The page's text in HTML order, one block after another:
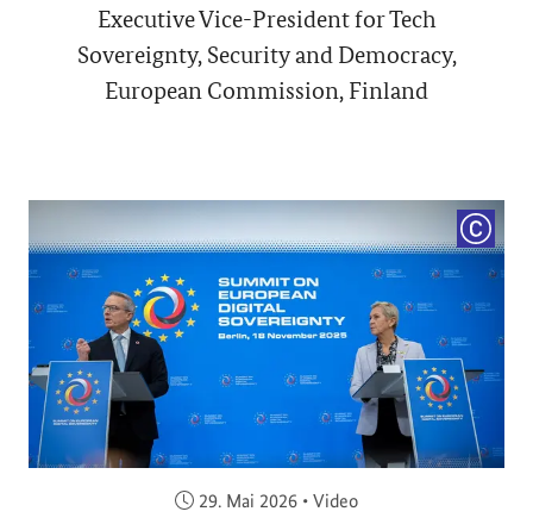
Executive Vice-President for Tech
Sovereignty, Security and Democracy,
European Commission, Finland
Veröffentlicht am:
29. Mai 2026 • Video